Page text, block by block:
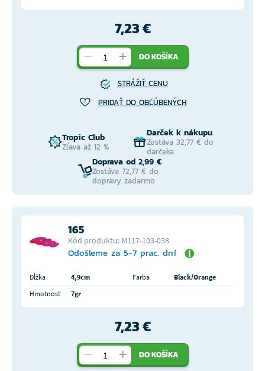
7,23 €
DO KOŠÍKA
STRÁŽIŤ CENU
PRIDAŤ DO OBĽÚBENÝCH
Tropic Club
Zľava až 12 %
Darček k nákupu
Zostáva 32,77 € do
darčeka
Doprava od 2,99 €
Zostáva 72,77 € do
dopravy zadarmo
165
Kód produktu: M117-103-038
Odošleme za 5-7 prac. dní
Dĺžka 4,9cm Farba
Black/Orange
Hmotnosť
7gr
7,23 €
DO KOŠÍKA